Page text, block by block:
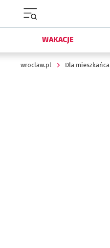
WAKACJE
wroclaw.pl Dla mieszkańca